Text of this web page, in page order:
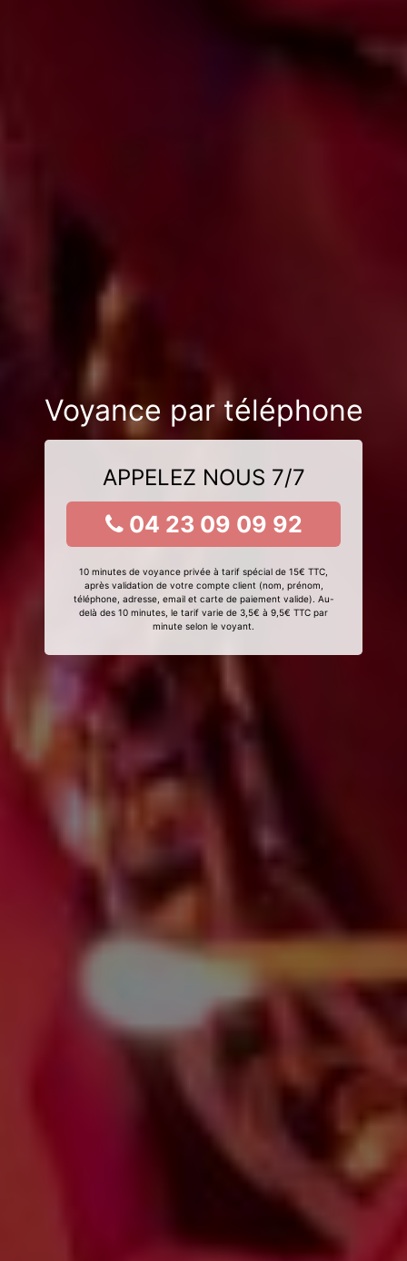
Voyance par téléphone
APPELEZ NOUS 7/7
04 23 09 09 92
10 minutes de voyance privée à tarif spécial de 15€ TTC,
après validation de votre compte client (nom, prénom,
téléphone, adresse, email et carte de paiement valide). Au-
delà des 10 minutes, le tarif varie de 3,5€ à 9,5€ TTC par
minute selon le voyant.